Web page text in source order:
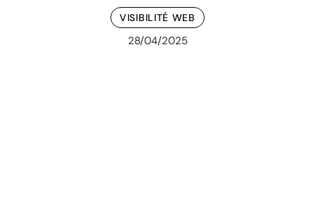
VISIBILITÉ WEB
28/04/2025